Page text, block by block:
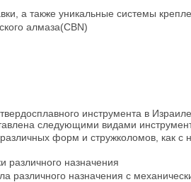
а также уникальные системы
алмаза(CBN)
инструмента в Израиле
следующими видами
форм и стружколомов, как с
различного назначения
различного назначения с